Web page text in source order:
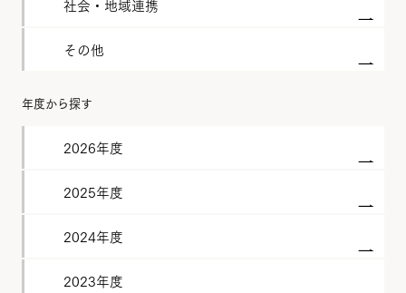
社会・地域連携
その他
年度から探す
2026年度
2025年度
2024年度
2023年度